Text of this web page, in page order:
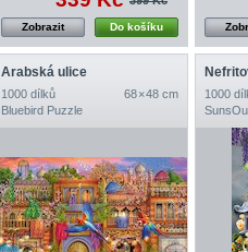
Do košíku
Zobrazit
Arabská ulice
1000 dílků
68 × 48 cm
Bluebird Puzzle
1000